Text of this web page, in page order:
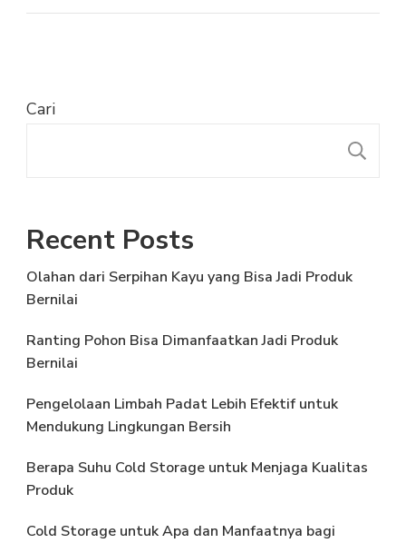
Cari
Recent Posts
Olahan dari Serpihan Kayu yang Bisa Jadi Produk
Bernilai
Ranting Pohon Bisa Dimanfaatkan Jadi Produk
Bernilai
Pengelolaan Limbah Padat Lebih Efektif untuk
Mendukung Lingkungan Bersih
Berapa Suhu Cold Storage untuk Menjaga Kualitas
Produk
Cold Storage untuk Apa dan Manfaatnya bagi